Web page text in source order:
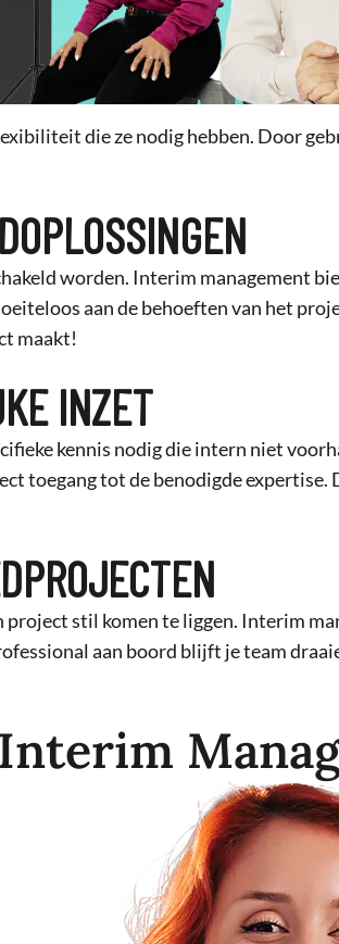
die ze nodig hebben. Door
worden. Interim management
aan de behoeften van het
maakt!
INZET
kennis nodig die intern niet
toegang tot de benodigde
stil komen te liggen. Interim
aan boord blijft je team